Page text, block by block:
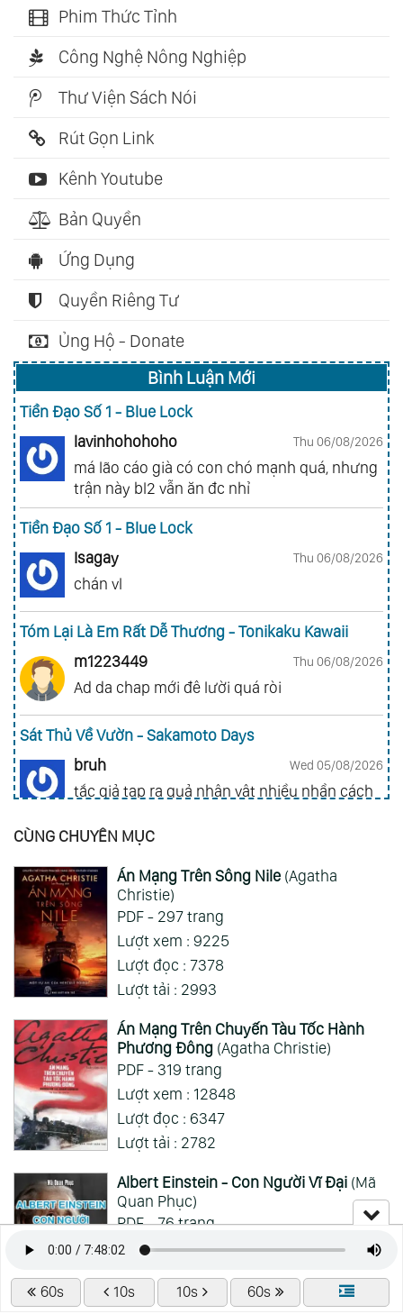
60s 10s 10s 60s
Phim Thức Tỉnh
Công Nghệ Nông Nghiệp
Thư Viện Sách Nói
Rút Gọn Link
Kênh Youtube
Bản Quyền
Ứng Dụng
Quyền Riêng Tư
Ủng Hộ - Donate
Bình Luận Mới
Tiền Đạo Số 1 - Blue Lock
lavinhohohoho
Thu 06/08/2026
má lão cáo già có con chó mạnh quá, nhưng
trận này bl2 vẫn ăn đc nhỉ
Tiền Đạo Số 1 - Blue Lock
Isagay
Thu 06/08/2026
chán vl
Tóm Lại Là Em Rất Dễ Thương - Tonikaku Kawaii
m1223449
Thu 06/08/2026
Ad da chap mới đê lười quá ròi
Sát Thủ Về Vườn - Sakamoto Days
bruh
Wed 05/08/2026
tắc giả tạp ra quả nhân vật nhiều nhần cách
Gia Đình Điệp Viên - Spy X Family
ai hỏi 123
Wed 05/08/2026
Mong 1 ngày shop ra 2 chap
CÙNG CHUYÊN MỤC
Án Mạng Trên Sông Nile(Agatha
Christie)
PDF - 297 trang
Lượt xem : 9225
Lượt đọc : 7378
Lượt tải : 2993
Án Mạng Trên Chuyến Tàu Tốc Hành
Phương Đông(Agatha Christie)
PDF - 319 trang
Lượt xem : 12848
Lượt đọc : 6347
Lượt tải : 2782
Albert Einstein - Con Người Vĩ Đại(Mã
Quan Phục)
PDF - 76 trang
Lượt xem : 5690
Lượt tải : 1639